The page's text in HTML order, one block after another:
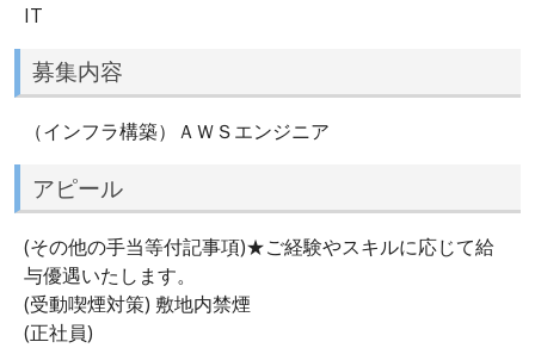
IT
募集内容
（インフラ構築）ＡＷＳエンジニア
アピール
(その他の手当等付記事項)★ご経験やスキルに応じて給
与優遇いたします。
(受動喫煙対策) 敷地内禁煙
(正社員)